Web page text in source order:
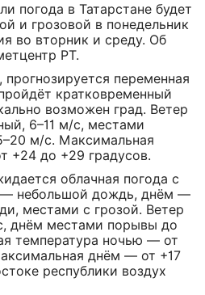
погода в Татарстане будет
и грозовой в понедельник
во вторник и среду. Об
РТ.
переменная
кратковременный
возможен град. Ветер
6–11 м/с, местами
м/с. Максимальная
+24 до +29 градусов.
облачная погода с
небольшой дождь, днём —
местами с грозой. Ветер
днём местами порывы до
температура ночью — от
днём — от +17
республики воздух